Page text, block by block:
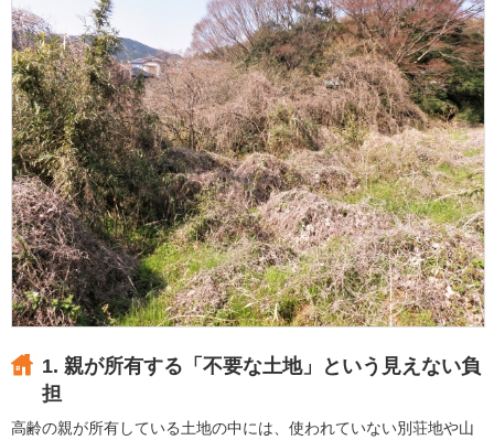
1. 親が所有する「不要な土地」という見えない負
担
高齢の親が所有している土地の中には、使われていない別荘地や山